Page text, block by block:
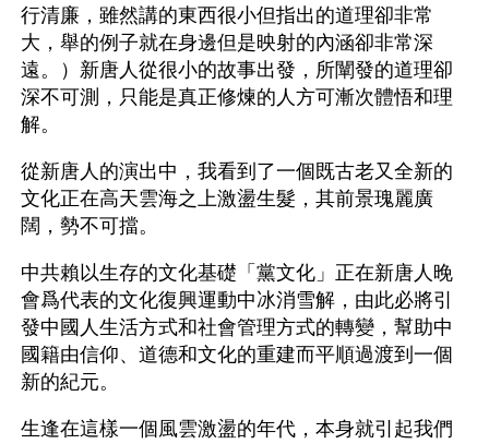
行清廉，雖然講的東西很小但指出的道理卻非常
大，舉的例子就在身邊但是映射的內涵卻非常深
遠。）新唐人從很小的故事出發，所闡發的道理卻
深不可測，只能是真正修煉的人方可漸次體悟和理
解。
從新唐人的演出中，我看到了一個既古老又全新的
文化正在高天雲海之上激盪生髮，其前景瑰麗廣
闊，勢不可擋。
中共賴以生存的文化基礎「黨文化」正在新唐人晚
會爲代表的文化復興運動中冰消雪解，由此必將引
發中國人生活方式和社會管理方式的轉變，幫助中
國籍由信仰、道德和文化的重建而平順過渡到一個
新的紀元。
生逢在這樣一個風雲激盪的年代，本身就引起我們